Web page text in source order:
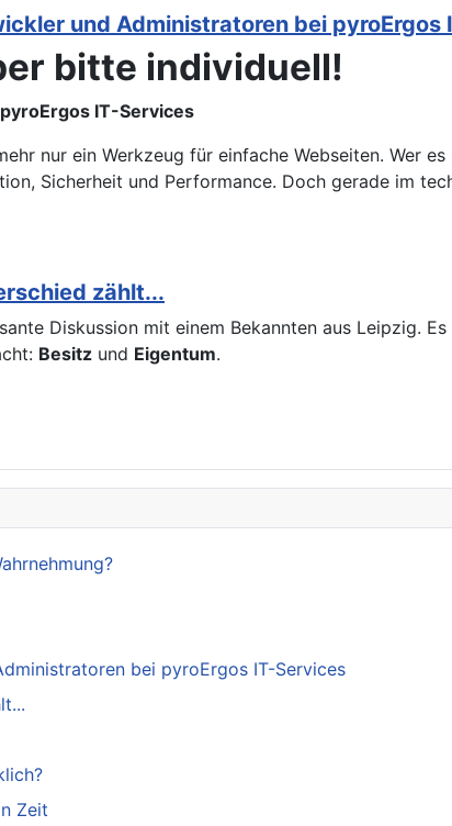
und Administratoren bei pyroErgos
bitte individuell!
IT-Services
nur ein Werkzeug für einfache Webseiten. Wer
Sicherheit und Performance. Doch gerade im
zählt...
Diskussion mit einem Bekannten aus Leipzig.
Besitz und Eigentum.
bei pyroErgos IT-Services
Zeit